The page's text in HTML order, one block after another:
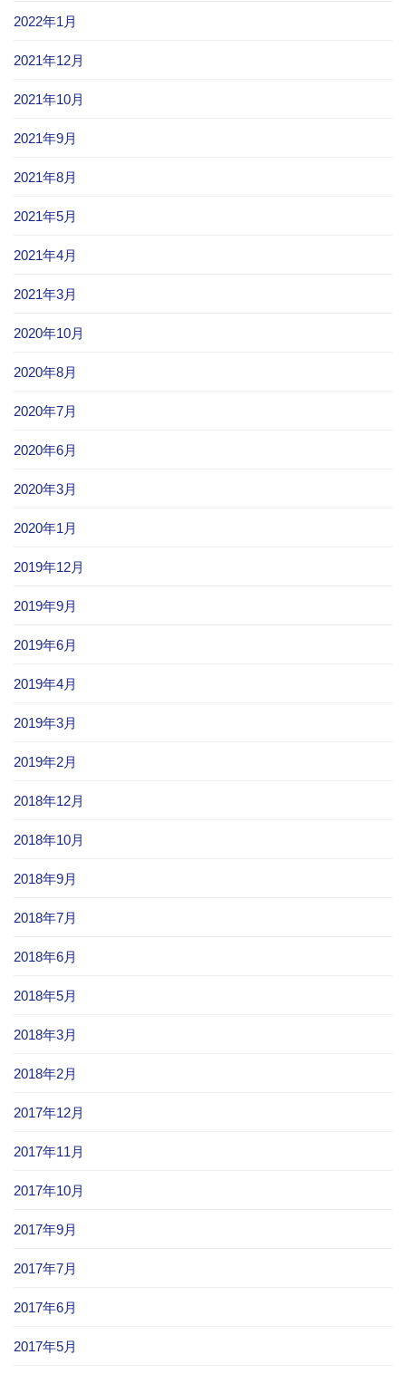
2022年1月
2021年12月
2021年10月
2021年9月
2021年8月
2021年5月
2021年4月
2021年3月
2020年10月
2020年8月
2020年7月
2020年6月
2020年3月
2020年1月
2019年12月
2019年9月
2019年6月
2019年4月
2019年3月
2019年2月
2018年12月
2018年10月
2018年9月
2018年7月
2018年6月
2018年5月
2018年3月
2018年2月
2017年12月
2017年11月
2017年10月
2017年9月
2017年7月
2017年6月
2017年5月